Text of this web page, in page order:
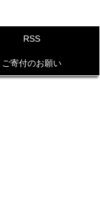
RSS
ご寄付のお願い